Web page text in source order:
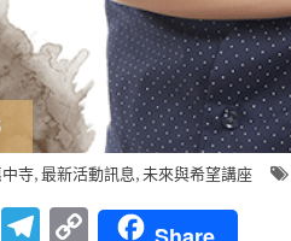
寺,最新活動訊息,未來與希望講座
T C